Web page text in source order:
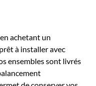
achetant un
à installer avec
ensembles sont livrés